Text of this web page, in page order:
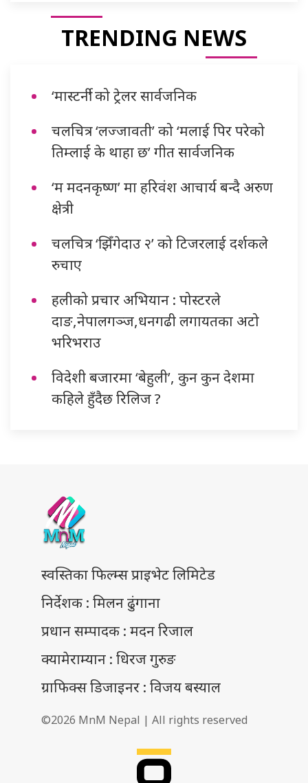
TRENDING NEWS
‘मास्टर्नी’ को ट्रेलर सार्वजनिक
चलचित्र ‘लज्जावती’ को ‘मलाई पिर परेको
तिम्लाई के थाहा छ’ गीत सार्वजनिक
‘म मदनकृष्ण’ मा हरिवंश आचार्य बन्दै अरुण
क्षेत्री
चलचित्र ‘झिँगेदाउ २’ को टिजरलाई दर्शकले
रुचाए
हलीको प्रचार अभियान : पोस्टरले
दाङ,नेपालगञ्ज,धनगढी लगायतका अटो
भरिभराउ
विदेशी बजारमा ‘बेहुली’, कुन कुन देशमा
कहिले हुँदैछ रिलिज ?
स्वस्तिका फिल्म्स प्राइभेट लिमिटेड
निर्देशक : मिलन ढुंगाना
प्रधान सम्पादक : मदन रिजाल
क्यामेराम्यान : धिरज गुरुङ
ग्राफिक्स डिजाइनर : विजय बस्याल
©2026 MnM Nepal | All rights reserved